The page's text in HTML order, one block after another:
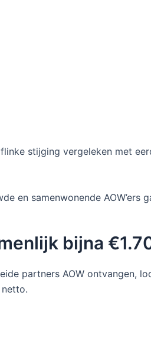
stijging vergeleken met
en samenwonende AOW’ers
bijna
partners AOW ontvangen,
netto.